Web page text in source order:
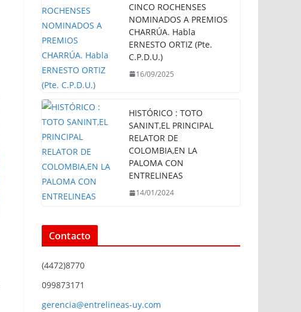
CINCO ROCHENSES
NOMINADOS A PREMIOS
CHARRÚA. Habla
ERNESTO ORTIZ (Pte.
C.P.D.U.)
16/09/2025
HISTÓRICO : TOTO
SANINT,EL PRINCIPAL
RELATOR DE
COLOMBIA,EN LA
PALOMA CON
ENTRELINEAS
14/01/2024
Contacto
(4472)8770
099873171
gerencia@entrelineas-uy.com